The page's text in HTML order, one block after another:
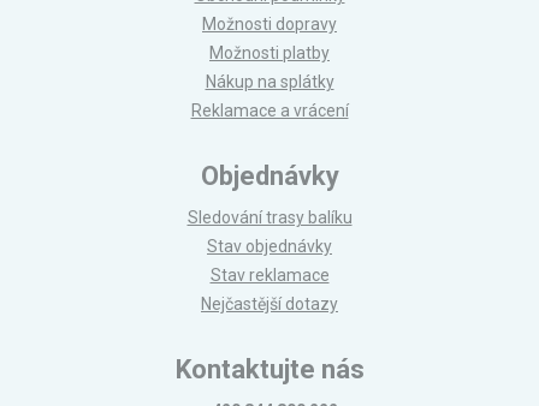
Možnosti dopravy
Možnosti platby
Nákup na splátky
Reklamace a vrácení
Objednávky
Sledování trasy balíku
Stav objednávky
Stav reklamace
Nejčastější dotazy
Kontaktujte nás